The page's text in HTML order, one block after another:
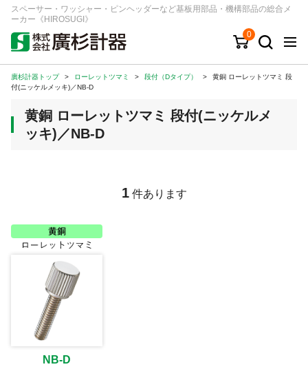
スペーサー・ワッシャー・ピンヘッダーなど基板用部品・機構部品の総合メ
ーカー《HIROSUGI》
0
キーワード 品番/シリーズ
商品カテゴリから探す
ジャンルから探す
注文・見積りについて
ご利用ガイド
お問い合わせ窓口
会社情報
廣杉計器トップ > ローレットツマミ > 段付（Dタイプ） >
黄銅 ローレットツマミ 段
付(ニッケルメッキ)／NB-D
黄銅 ローレットツマミ 段付(ニッケルメ
ッキ)／NB-D
1 件あります
NB-D